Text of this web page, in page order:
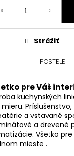
POSTELE
Strážiť
pre Váš
kuchynských
a vstavané
a drevené
Všetko
mieste .